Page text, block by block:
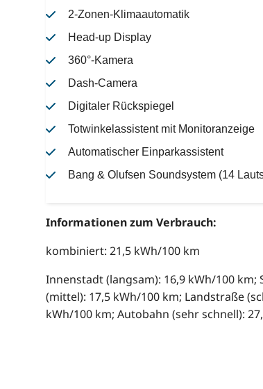
2-Zonen-Klimaautomatik
Head-up Display
360°-Kamera
Dash-Camera
Digitaler Rückspiegel
Totwinkelassistent mit Monitoranzeige
Automatischer Einparkassistent
Bang & Olufsen Soundsystem (14
Informationen zum Verbrauch:
kombiniert: 21,5 kWh/100 km
Innenstadt (langsam): 16,9 kWh/100 km;
(mittel): 17,5 kWh/100 km; Landstraße
kWh/100 km; Autobahn (sehr schnell):